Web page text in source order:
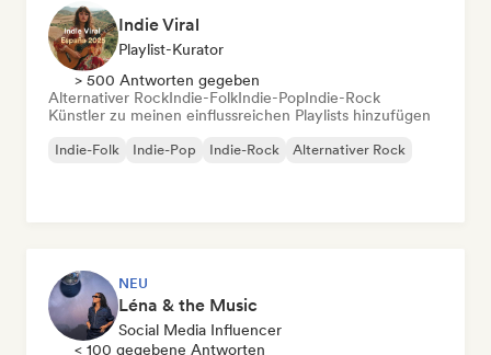
Indie Viral
Playlist-Kurator
> 500 Antworten gegeben
Alternativer RockIndie-FolkIndie-PopIndie-Rock
Künstler zu meinen einflussreichen Playlists hinzufügen
Indie-Folk Indie-Pop Indie-Rock Alternativer Rock
NEU
Léna & the Music
Social Media Influencer
< 100 gegebene Antworten